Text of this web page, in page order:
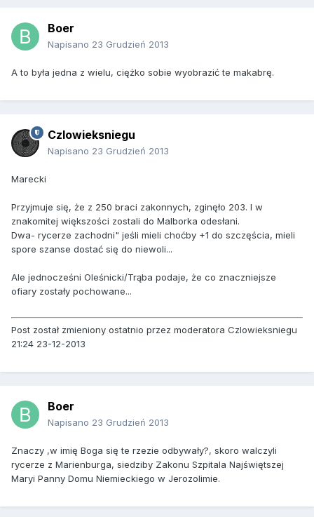
Boer
Napisano 23 Grudzień 2013
A to była jedna z wielu, ciężko sobie wyobrazić te makabrę.
Czlowieksniegu
Napisano 23 Grudzień 2013
Marecki
Przyjmuje się, że z 250 braci zakonnych, zginęło 203. I w
znakomitej większości zostali do Malborka odesłani.
Dwa- rycerze zachodni" jeśli mieli choćby +1 do szczęścia, mieli
spore szanse dostać się do niewoli...
Ale jednocześni Oleśnicki/Trąba podaje, że co znaczniejsze
ofiary zostały pochowane...
Post został zmieniony ostatnio przez moderatora Czlowieksniegu
21:24 23-12-2013
Boer
Napisano 23 Grudzień 2013
Znaczy ,w imię Boga się te rzezie odbywały?, skoro walczyli
rycerze z Marienburga, siedziby Zakonu Szpitala Najświętszej
Maryi Panny Domu Niemieckiego w Jerozolimie.